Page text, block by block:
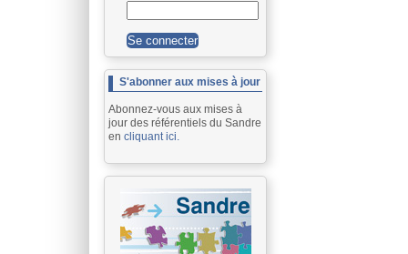
S'abonner aux mises à jour
Abonnez-vous aux mises à
jour des référentiels du Sandre
en cliquant ici.